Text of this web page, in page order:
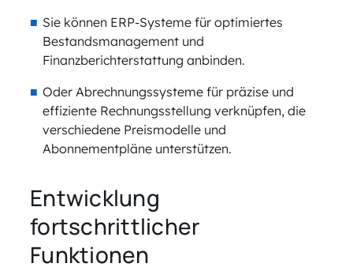
Sie können ERP-Systeme für optimiertes
Bestandsmanagement und
Finanzberichterstattung anbinden.
Oder Abrechnungssysteme für präzise und
effiziente Rechnungsstellung verknüpfen, die
verschiedene Preismodelle und
Abonnementpläne unterstützen.
Entwicklung
fortschrittlicher
Funktionen